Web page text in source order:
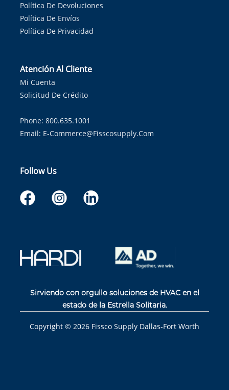
Política De Devoluciones
Política De Envíos
Política De Privacidad
Atención Al Cliente
Mi Cuenta
Solicitud De Crédito
Phone: 800.635.1001
Email: E-Commerce@fisscosupply.com
Follow Us
Sirviendo con orgullo soluciones de HVAC en el
estado de la Estrella Solitaria.
Copyright © 2026 Fissco Supply Dallas-Fort Worth